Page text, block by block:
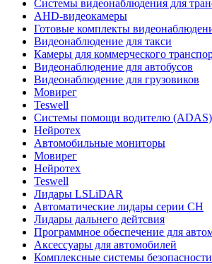
Системы видеонаблюдения для
AHD-видеокамеры
Готовые комплекты
Видеонаблюдение для такси
Камеры для коммерческого
Видеонаблюдение для автобусов
Видеонаблюдение для грузовиков
Мовирег
Teswell
Системы помощи водителю (ADAS)
Нейротех
Автомобильные мониторы
Мовирег
Нейротех
Teswell
Лидары LSLiDAR
Автоматические лидары серии CH
Лидары дальнего дейтсвия
Программное обеспечение для
Аксессуары для автомобилей
Комплексные системы безопасности